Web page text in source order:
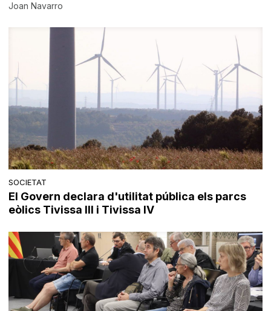
Joan Navarro
SOCIETAT
El Govern declara d'utilitat pública els parcs
eòlics Tivissa III i Tivissa IV